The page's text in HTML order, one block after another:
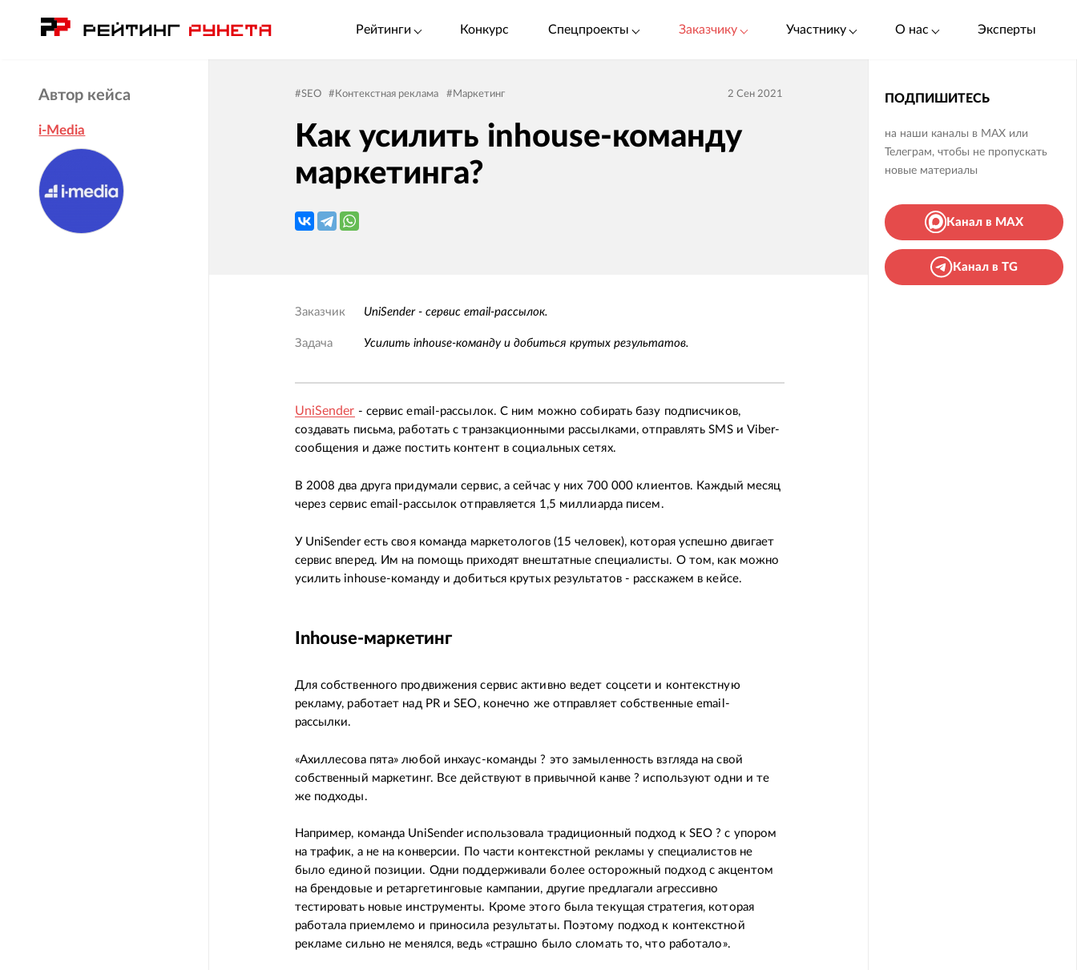
Рейтинги Конкурс Спецпроекты Заказчику Участнику О нас Эксперты
Автор кейса
i-Media
#SEO # Контекстная реклама # Маркетинг 2 Сен 2021
Как усилить inhouse-команду
маркетинга?
Заказчик UniSender - сервис email-рассылок.
Задача Усилить inhouse-команду и добиться крутых результатов.
UniSender - сервис email-рассылок. С ним можно собирать базу подписчиков,
создавать письма, работать с транзакционными рассылками, отправлять SMS и Viber-
сообщения и даже постить контент в социальных сетях.
В 2008 два друга придумали сервис, а сейчас у них 700 000 клиентов. Каждый месяц
через сервис email-рассылок отправляется 1,5 миллиарда писем.
У UniSender есть своя команда маркетологов (15 человек), которая успешно двигает
сервис вперед. Им на помощь приходят внештатные специалисты. О том, как можно
усилить inhouse-команду и добиться крутых результатов - расскажем в кейсе.
Inhouse-маркетинг
Для собственного продвижения сервис активно ведет соцсети и контекстную
рекламу, работает над PR и SEO, конечно же отправляет собственные email-
рассылки.
«Ахиллесова пята» любой инхаус-команды ? это замыленность взгляда на свой
собственный маркетинг. Все действуют в привычной канве ? используют одни и те
же подходы.
Например, команда UniSender использовала традиционный подход к SEO ? с упором
на трафик, а не на конверсии. По части контекстной рекламы у специалистов не
было единой позиции. Одни поддерживали более осторожный подход с акцентом
на брендовые и ретаргетинговые кампании, другие предлагали агрессивно
тестировать новые инструменты. Кроме этого была текущая стратегия, которая
работала приемлемо и приносила результаты. Поэтому подход к контекстной
рекламе сильно не менялся, ведь «страшно было сломать то, что работало».
ПОДПИШИТЕСЬ
на наши каналы в MAX или
Телеграм, чтобы не пропускать
новые материалы
Канал в MAX
Канал в TG